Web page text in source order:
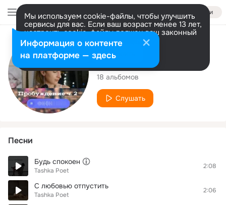
Войти
Мы используем cookie-файлы, чтобы улучшить
сервисы для вас. Если ваш возраст менее 13 лет,
настроить cookie-файлы должен ваш законный
представитель. Больше информации
Разрешить все Настроить
Исполнитель
Tashka Poet
18 альбомов
Слушать
Песни
Будь спокоен
Tashka Poet
2:08
С любовью отпустить
Tashka Poet
2:06
Информация о контенте
на платформе — здесь